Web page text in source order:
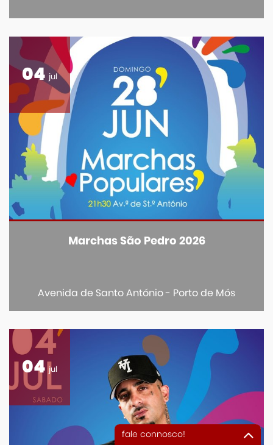
04 jul
Marchas São Pedro 2026
Avenida de Santo António - Porto de Mós
04 jul
fale connosco!